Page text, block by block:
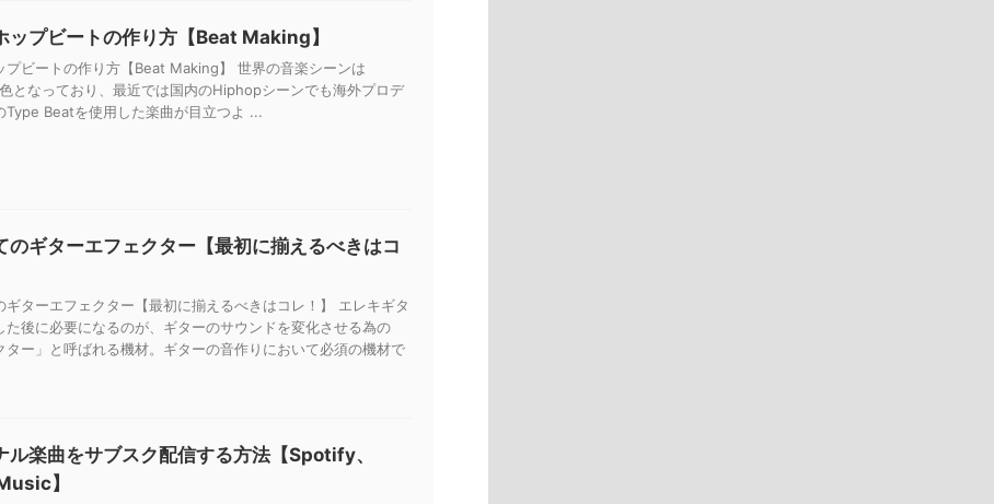
ップビートの作り方【Beat Making】
プビートの作り方【Beat Making】 世界の音楽シーンは
となっており、最近では国内のHiphopシーンでも海外プロデ
Type Beatを使用した楽曲が目立つよ ...
のギターエフェクター【最初に揃えるべきはコ
ギターエフェクター【最初に揃えるべきはコレ！】 エレキギタ
た後に必要になるのが、ギターのサウンドを変化させる為の
ター」と呼ばれる機材。ギターの音作りにおいて必須の機材で
ル楽曲をサブスク配信する方法【Spotify、
】